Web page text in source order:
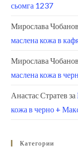
сьомга 1237
Мирослава
маслена кожа в
Мирослава
маслена кожа в
Анастас Стратев за
кожа в черно +
Категории